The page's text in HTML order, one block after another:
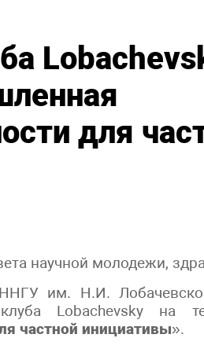
для
научной молодежи,
им. Н.И.
Lobachevsky на
частной инициативы».